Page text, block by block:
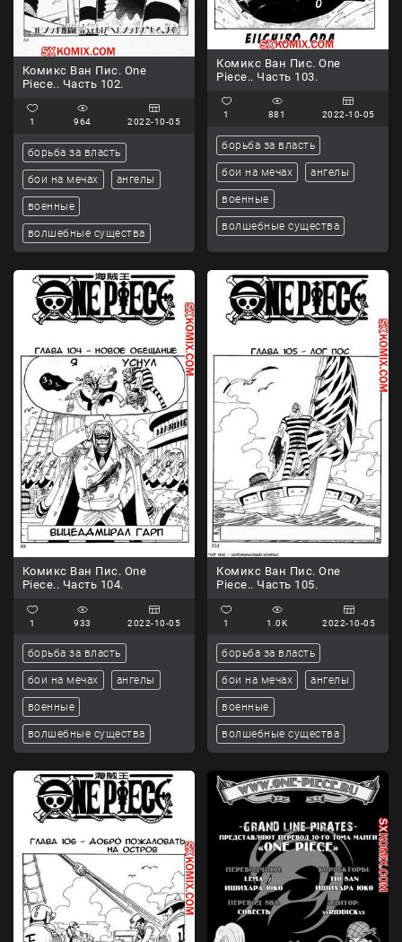
Комикс Ван Пис. One
Piece.. Часть 102.
1 964 2022-10-05
борьба за власть
бои на мечах ангелы
военные
волшебные существа
Комикс Ван Пис. One
Piece.. Часть 103.
1 881 2022-10-05
борьба за власть
бои на мечах ангелы
военные
волшебные существа
Комикс Ван Пис. One
Piece.. Часть 104.
1 933 2022-10-05
борьба за власть
бои на мечах ангелы
военные
волшебные существа
Комикс Ван Пис. One
Piece.. Часть 105.
1 1.0K 2022-10-05
борьба за власть
бои на мечах ангелы
военные
волшебные существа